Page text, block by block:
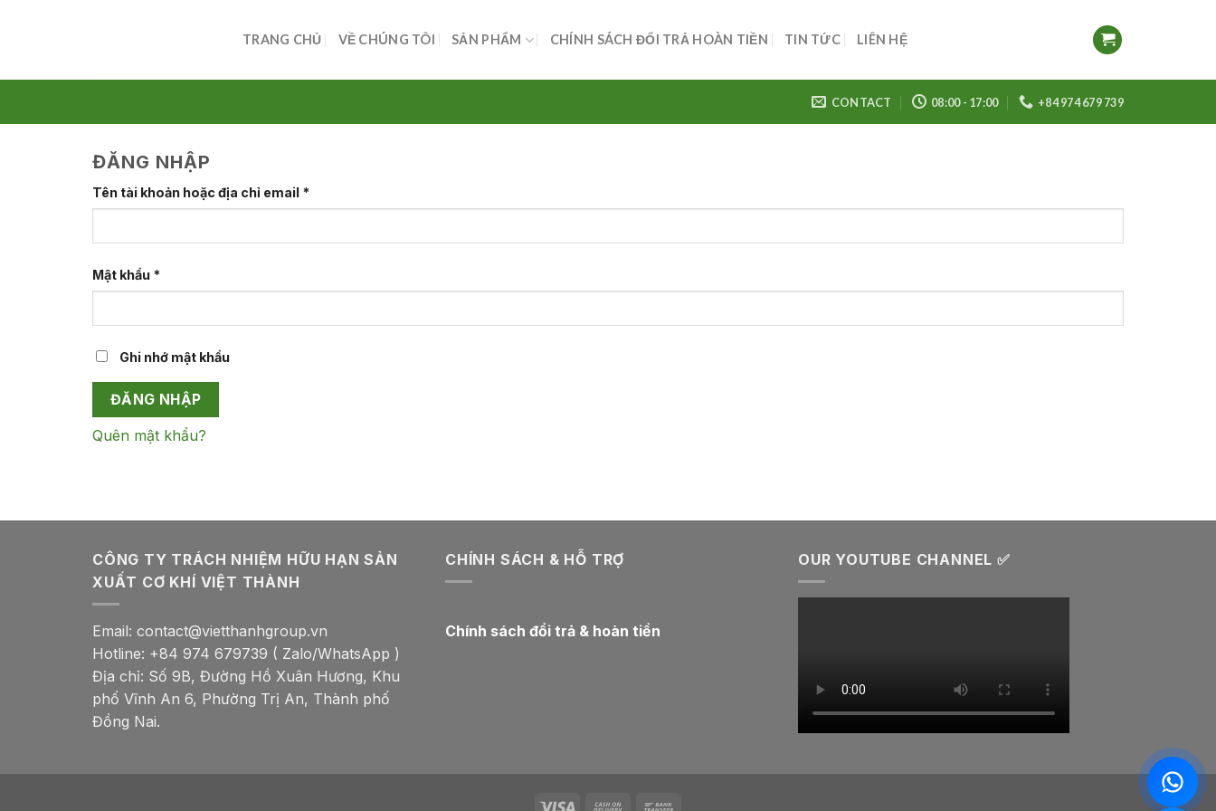
TRANG CHỦ VỀ CHÚNG TÔI SẢN PHẨM CHÍNH SÁCH ĐỔI TRẢ HOÀN TIỀN TIN TỨC LIÊN HỆ
CONTACT 08:00 - 17:00 +84 974 679 739
ĐĂNG NHẬP
Tên tài khoản hoặc địa chỉ email *
Mật khẩu *
Ghi nhớ mật khẩu
ĐĂNG NHẬP
Quên mật khẩu?
CÔNG TY TRÁCH NHIỆM HỮU HẠN SẢN
XUẤT CƠ KHÍ VIỆT THÀNH
Email: contact@vietthanhgroup.vn
Hotline: +84 974 679739 ( Zalo/WhatsApp )
Địa chỉ: Số 9B, Đường Hồ Xuân Hương, Khu
phố Vĩnh An 6, Phường Trị An, Thành phố
Đồng Nai.
CHÍNH SÁCH & HỖ TRỢ
Chính sách đổi trả & hoàn tiền
OUR YOUTUBE CHANNEL ✅